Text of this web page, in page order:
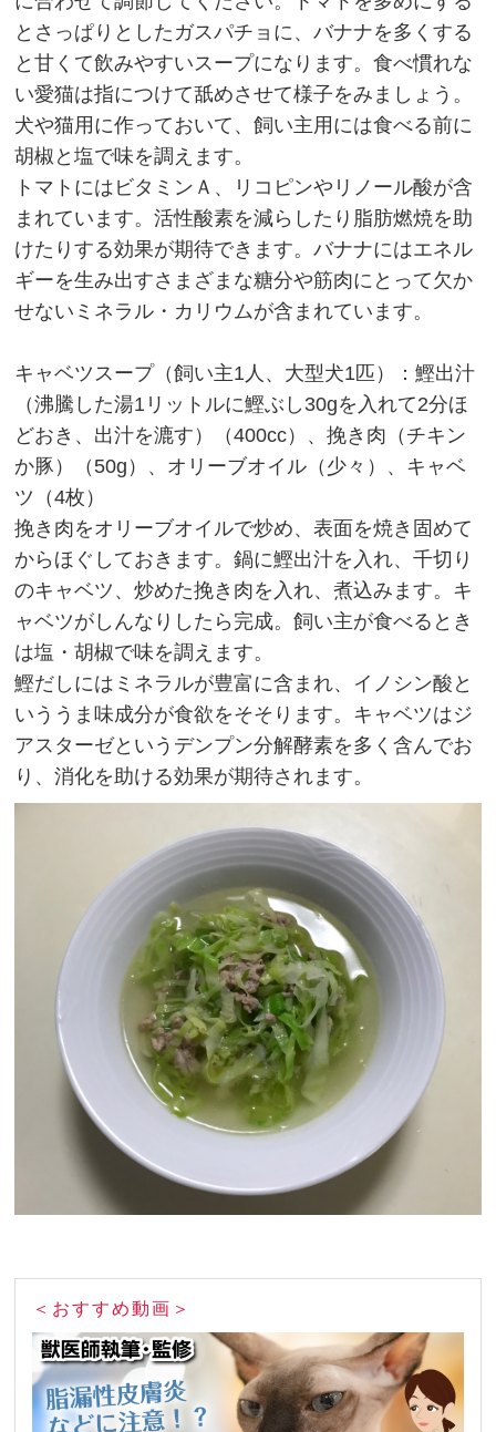
とさっぱりとしたガスパチョに、バナナを多くする
と甘くて飲みやすいスープになります。食べ慣れな
い愛猫は指につけて舐めさせて様子をみましょう。
犬や猫用に作っておいて、飼い主用には食べる前に
胡椒と塩で味を調えます。
トマトにはビタミンＡ、リコピンやリノール酸が含
まれています。活性酸素を減らしたり脂肪燃焼を助
けたりする効果が期待できます。バナナにはエネル
ギーを生み出すさまざまな糖分や筋肉にとって欠か
せないミネラル・カリウムが含まれています。
キャベツスープ（飼い主1人、大型犬1匹）：鰹出汁
（沸騰した湯1リットルに鰹ぶし30gを入れて2分ほ
どおき、出汁を漉す）（400cc）、挽き肉（チキン
か豚）（50g）、オリーブオイル（少々）、キャベ
ツ（4枚）
挽き肉をオリーブオイルで炒め、表面を焼き固めて
からほぐしておきます。鍋に鰹出汁を入れ、千切り
のキャベツ、炒めた挽き肉を入れ、煮込みます。キ
ャベツがしんなりしたら完成。飼い主が食べるとき
は塩・胡椒で味を調えます。
鰹だしにはミネラルが豊富に含まれ、イノシン酸と
いううま味成分が食欲をそそります。キャベツはジ
アスターゼというデンプン分解酵素を多く含んでお
り、消化を助ける効果が期待されます。
＜おすすめ動画＞